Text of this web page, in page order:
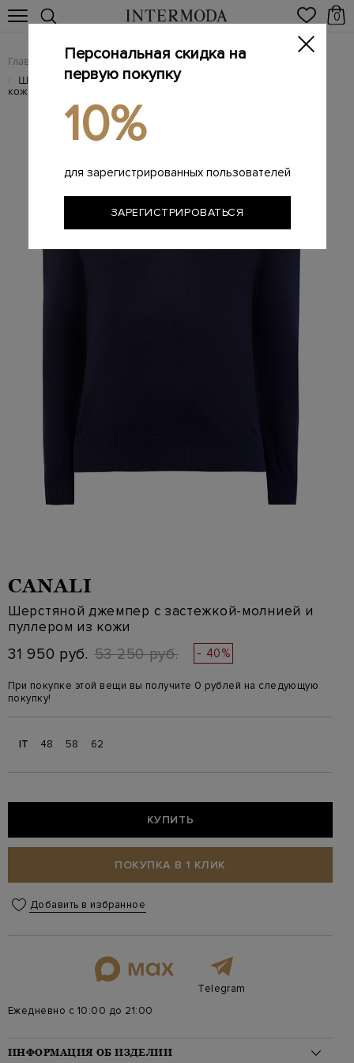
0
Главная Мужчинам / Одежда / Поло
/ Шерстяной джемпер с застежкой-молнией и пуллером из
кожи
CANALI
Шерстяной джемпер с застежкой-молнией и
пуллером из кожи
31 950 руб. 53 250 руб. - 40%
При покупке этой вещи вы получите 0 рублей на следующую
покупку!
IT 48 58 62
КУПИТЬ
ПОКУПКА В 1 КЛИК
Добавить в избранное
Telegram
Ежедневно с 10:00 до 21:00
ИНФОРМАЦИЯ ОБ ИЗДЕЛИИ
Персональная скидка на
первую покупку
10%
для зарегистрированных пользователей
ЗАРЕГИСТРИРОВАТЬСЯ